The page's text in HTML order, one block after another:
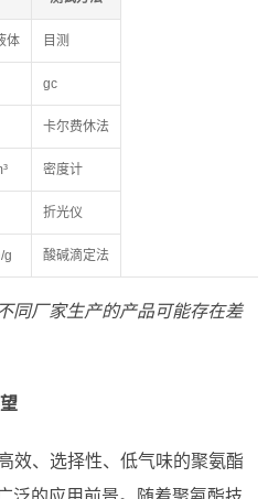
体 目测
gc
卡尔费休法
密度计
折光仪
g 酸碱滴定法
同厂家生产的产品可能存在差
效、选择性、低气味的聚氨酯